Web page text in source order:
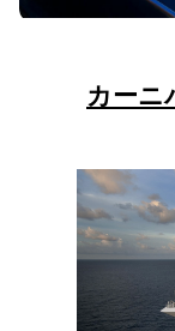
カーニ